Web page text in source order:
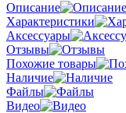
Описание
Характеристики
Аксессуары
Отзывы
Похожие товары
Наличие
Файлы
Видео